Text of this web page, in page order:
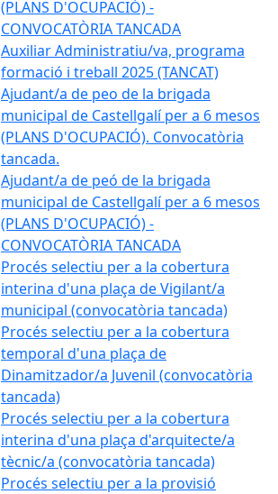
(PLANS D'OCUPACIÓ) -
CONVOCATÒRIA TANCADA
Auxiliar Administratiu/va, programa
formació i treball 2025 (TANCAT)
Ajudant/a de peo de la brigada
municipal de Castellgalí per a 6 mesos
(PLANS D'OCUPACIÓ). Convocatòria
tancada.
Ajudant/a de peó de la brigada
municipal de Castellgalí per a 6 mesos
(PLANS D'OCUPACIÓ) -
CONVOCATÒRIA TANCADA
Procés selectiu per a la cobertura
interina d'una plaça de Vigilant/a
municipal (convocatòria tancada)
Procés selectiu per a la cobertura
temporal d'una plaça de
Dinamitzador/a Juvenil (convocatòria
tancada)
Procés selectiu per a la cobertura
interina d'una plaça d'arquitecte/a
tècnic/a (convocatòria tancada)
Procés selectiu per a la provisió